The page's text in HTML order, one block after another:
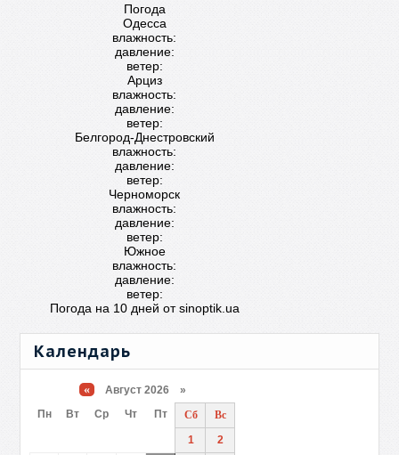
Погода
Одесса
влажность:
давление:
ветер:
Арциз
влажность:
давление:
ветер:
Белгород-Днестровский
влажность:
давление:
ветер:
Черноморск
влажность:
давление:
ветер:
Южное
влажность:
давление:
ветер:
Погода на 10 дней отsinoptik.ua
Календарь
« Август 2026 »
Пн
Вт Ср Чт Пт Сб
Вс
1
2